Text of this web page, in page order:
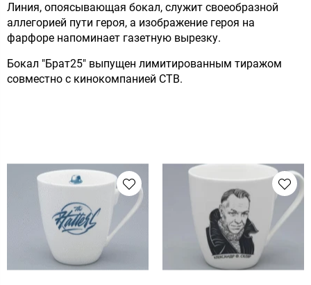
Линия, опоясывающая бокал, служит своеобразной
аллегорией пути героя, а изображение героя на
фарфоре напоминает газетную вырезку.
Бокал "Брат25" выпущен лимитированным тиражом
совместно с кинокомпанией СТВ.